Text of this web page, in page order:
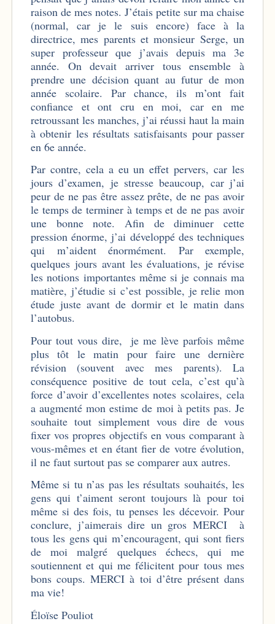
raison de mes notes. J’étais petite sur ma chaise
(normal, car je le suis encore) face à la
directrice, mes parents et monsieur Serge, un
super professeur que j’avais depuis ma 3e
année. On devait arriver tous ensemble à
prendre une décision quant au futur de mon
année scolaire. Par chance, ils m’ont fait
confiance et ont cru en moi, car en me
retroussant les manches, j’ai réussi haut la main
à obtenir les résultats satisfaisants pour passer
en 6e année.
Par contre, cela a eu un effet pervers, car les
jours d’examen, je stresse beaucoup, car j’ai
peur de ne pas être assez prête, de ne pas avoir
le temps de terminer à temps et de ne pas avoir
une bonne note. Afin de diminuer cette
pression énorme, j’ai développé des techniques
qui m’aident énormément. Par exemple,
quelques jours avant les évaluations, je révise
les notions importantes même si je connais ma
matière, j’étudie si c’est possible, je relie mon
étude juste avant de dormir et le matin dans
l’autobus.
Pour tout vous dire, je me lève parfois même
plus tôt le matin pour faire une dernière
révision (souvent avec mes parents). La
conséquence positive de tout cela, c’est qu’à
force d’avoir d’excellentes notes scolaires, cela
a augmenté mon estime de moi à petits pas. Je
souhaite tout simplement vous dire de vous
fixer vos propres objectifs en vous comparant à
vous-mêmes et en étant fier de votre évolution,
il ne faut surtout pas se comparer aux autres.
Même si tu n’as pas les résultats souhaités, les
gens qui t’aiment seront toujours là pour toi
même si des fois, tu penses les décevoir. Pour
conclure, j’aimerais dire un gros MERCI à
tous les gens qui m’encouragent, qui sont fiers
de moi malgré quelques échecs, qui me
soutiennent et qui me félicitent pour tous mes
bons coups. MERCI à toi d’être présent dans
ma vie!
Éloïse Pouliot